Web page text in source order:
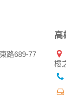
路689-77
高
樓